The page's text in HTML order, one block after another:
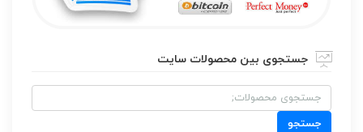
جستجوی بین محصولات سایت
جستجو
برای:
جستجو